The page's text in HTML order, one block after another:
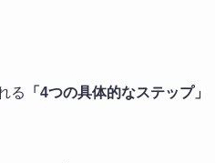
る
「4つの具体的なステップ」